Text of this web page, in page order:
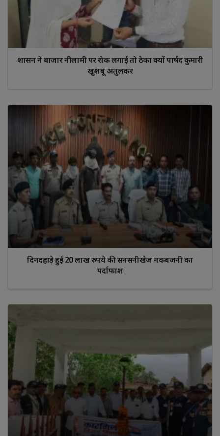
शासन ने बाजार नीलामी पर रोक लगाई तो ठेका क्यों पार्षद कुमारी
खुशबू अतुलकर
दिनदहाड़े हुई 20 लाख रुपये की सनसनीखेज नकबजनी का
पर्दाफाश